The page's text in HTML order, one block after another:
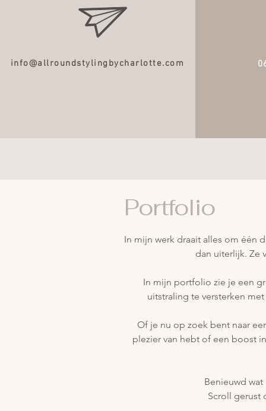
info@allroundstylingbycharlotte.com
Portfolio
In mijn werk draait alles om één
dan uiterlijk. Ze
In mijn portfolio zie je een
uitstraling te versterken
Of je nu op zoek bent naar
plezier van hebt of een boost
Benieuwd
Scroll gerust